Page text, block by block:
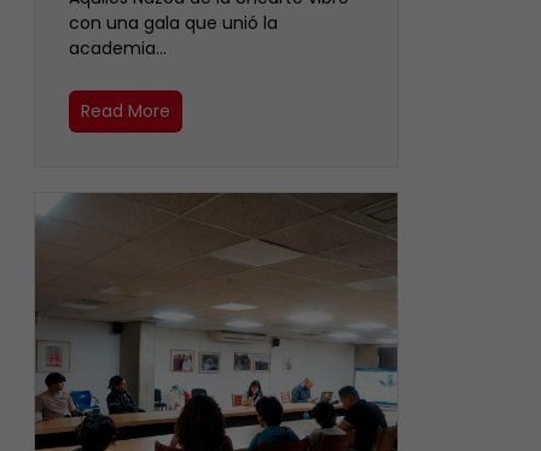
con una gala que unió la
academia…
Read More